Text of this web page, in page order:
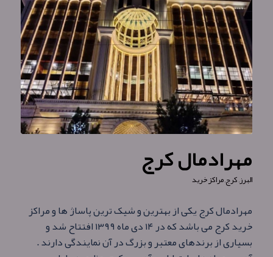
مهرادمال کرج
البرز,کرج,مراکز خرید
مهرادمال کرج یکی از بهترین و شیک ترین پاساژ ها و مراکز
خرید کرج می باشد که در ۱۴ دی ماه ۱۳۹۹ افتتاح شد و
بسیاری از برندهای معتبر و بزرگ در آن نمایندگی دارند .